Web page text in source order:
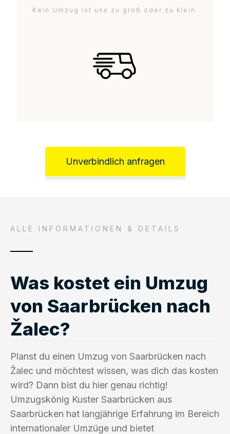
Kein Umzug ist uns zu groß oder zu klein.
Unverbindlich anfragen
ALLE INFORMATIONEN & DETAILS
Was kostet ein Umzug
von Saarbrücken nach
Žalec?
Planst du einen Umzug von Saarbrücken nach
Žalec und möchtest wissen, was dich das kosten
wird? Dann bist du hier genau richtig!
Umzugskönig Kuster Saarbrücken aus
Saarbrücken hat langjährige Erfahrung im Bereich
internationaler Umzüge und bietet